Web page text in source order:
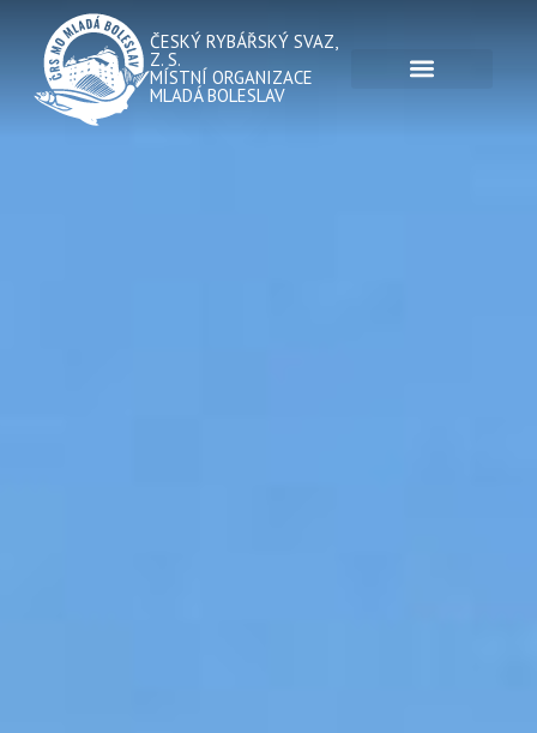
ČESKÝ RYBÁŘSKÝ SVAZ,
Z. S.
MÍSTNÍ ORGANIZACE
MLADÁ BOLESLAV